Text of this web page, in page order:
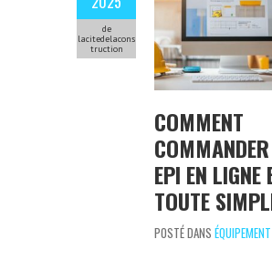
de
lacitedelacons
truction
COMMENT
EPI EN LIGNE
TOUTE
POSTÉ DANS ÉQUIPEMENT